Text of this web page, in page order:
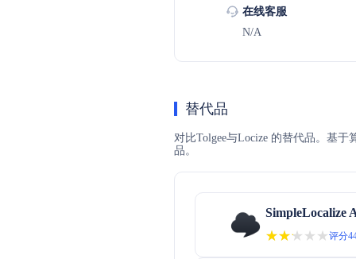
在线客服
N/A
替代品
对比Tolgee与Locize 的替代品。基
品。
SimpleLocalize
★★★★★
★★★★★评分